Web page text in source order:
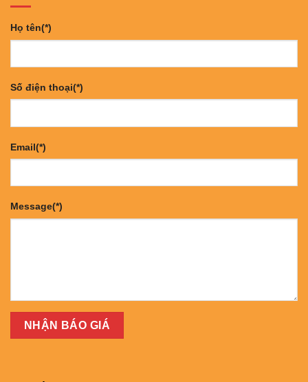
Họ tên(*)
Số điện thoại(*)
Email(*)
Message(*)